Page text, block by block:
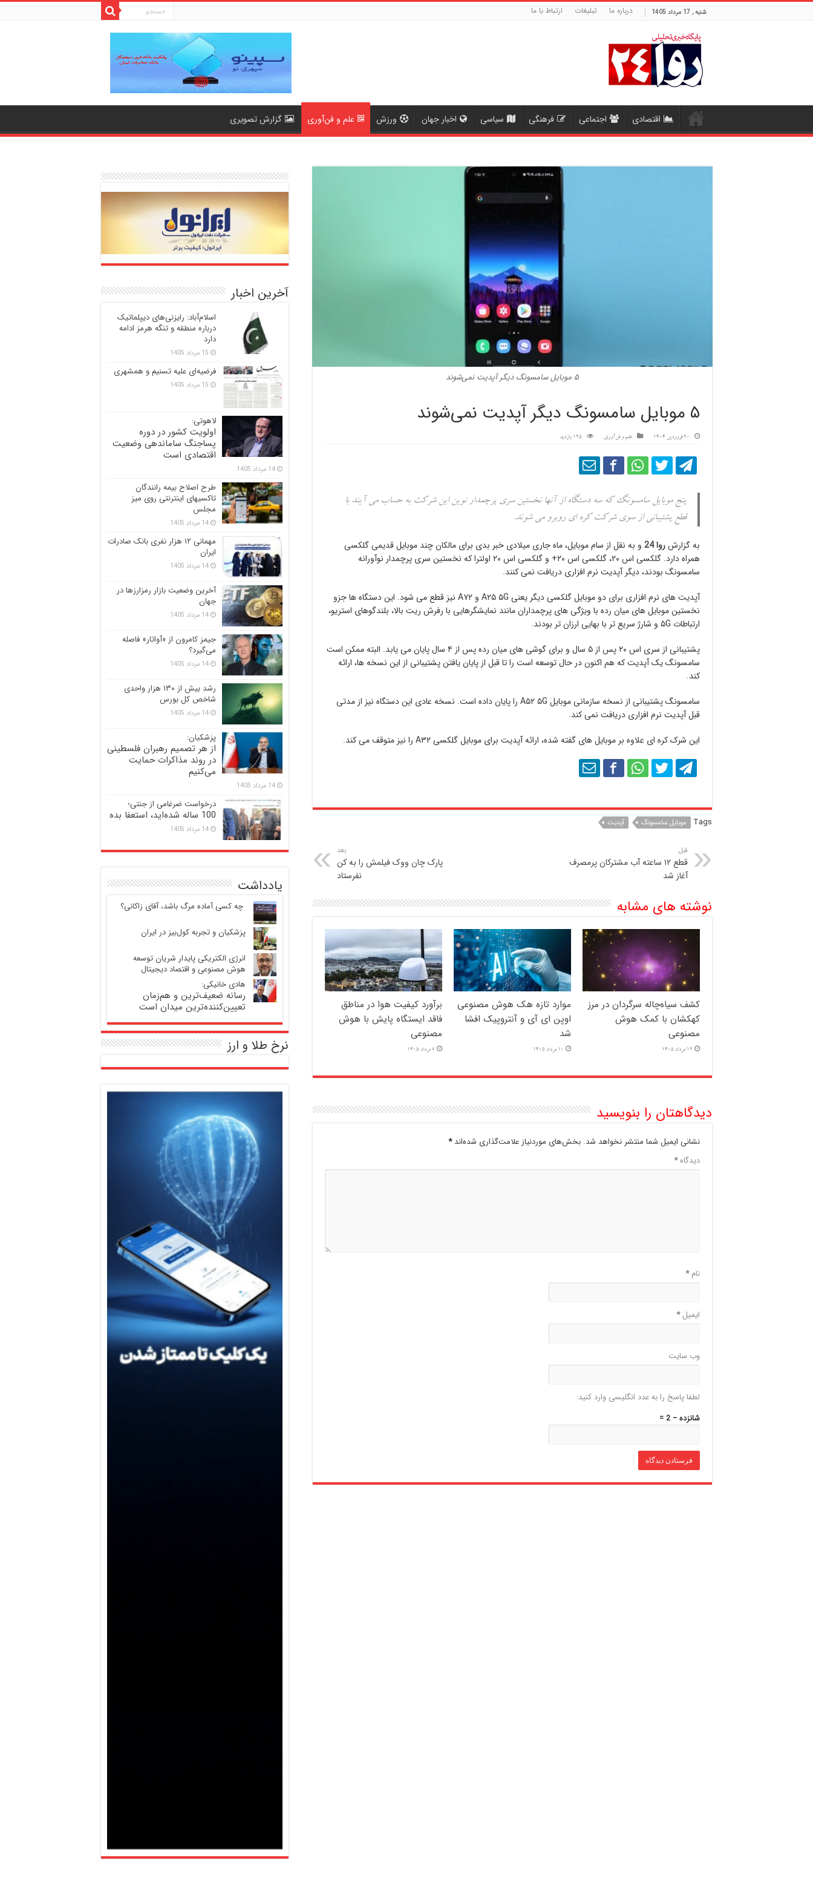
شنبه , 17 مرداد 1405 درباره ما تبلیغات ارتباط با ما
اقتصادی اجتماعی فرهنگی سیاسی اخبار جهان ورزش علم و فن‌آوری گزارش تصویری
۵ موبایل سامسونگ دیگر آپدیت نمی‌شوند
۵ موبایل سامسونگ دیگر آپدیت نمی‌شوند
20 فروردین 1404 علم و فن‌آوری 125 بازدید
پنج موبایل سامسونگ که سه دستگاه از آنها نخستین سری پرچمدار نوین این شرکت به حساب می آیند با
قطع پشتیبانی از سوی شرکت کره ای روبرو می شوند.
به گزارشروا 24
و به نقل از سام موبایل، ماه جاری میلادی خبر بدی برای مالکان چند موبایل قدیمی گلکسی
همراه دارد. گلکسی اس ۲۰، گلکسی اس ۲۰+ و گلکسی اس ۲۰ اولترا که نخستین سری پرچمدار نوآورانه
سامسونگ بودند، دیگر آپدیت نرم افزاری دریافت نمی کنند.
آپدیت های نرم افزاری برای دو موبایل گلکسی دیگر یعنی A۲۵ ۵G و A۷۲ نیز قطع می شود. این دستگاه ها جزو
نخستین موبایل های میان رده با ویژگی های پرچمداران مانند نمایشگرهایی با رفرش ریت بالا، بلندگوهای استریو،
ارتباطات ۵G و شارژ سریع تر با بهایی ارزان تر بودند.
پشتیبانی از سری اس ۲۰ پس از ۵ سال و برای گوشی های میان رده پس از ۴ سال پایان می یابد. البته ممکن است
سامسونگ یک آپدیت که هم اکنون در حال توسعه است را تا قبل از پایان یافتن پشتیبانی از این نسخه ها، ارائه
کند.
سامسونگ پشتیبانی از نسخه سازمانی موبایل A۵۲ ۵G را پایان داده است. نسخه عادی این دستگاه نیز از مدتی
قبل آپدیت نرم افزاری دریافت نمی کند.
این شرک کره ای علاوه بر موبایل های گفته شده، ارائه آپدیت برای موبایل گلکسی A۳۲ را نیز متوقف می کند.
Tags موبایل سامسونگ آپدیت
قبل
قطع ۱۲ ساعته آب مشترکان پرمصرف
آغاز شد
بعد
پارک چان ووک فیلمش را به کن
نفرستاد
نوشته های مشابه
کشف سیاه‌چاله سرگردان در مرز
کهکشان با کمک هوش
مصنوعی
12 مرداد 1405
موارد تازه هک هوش مصنوعی
اوپن ای آی و آنتروپیک افشا
شد
10 مرداد 1405
برآورد کیفیت هوا در مناطق
فاقد ایستگاه پایش با هوش
مصنوعی
7 مرداد 1405
دیدگاهتان را بنویسید
نشانی ایمیل شما منتشر نخواهد شد. بخش‌های موردنیاز علامت‌گذاری شده‌اند*
دیدگاه*
نام*
ایمیل*
وب‌ سایت
لطفا پاسخ را به عدد انگلیسی وارد کنید:
شانزده − 2 =
آخرین اخبار
اسلام‌آباد: رایزنی‌های دیپلماتیک
درباره منطقه و تنگه هرمز ادامه
دارد
15 مرداد 1405
فرضیه‌ای علیه تسنیم و همشهری
15 مرداد 1405
لاهوتی:
اولویت کشور در دوره
پساجنگ ساماندهی وضعیت
اقتصادی است
14 مرداد 1405
طرح اصلاح بیمه رانندگان
تاکسیهای اینترنتی روی میز
مجلس
14 مرداد 1405
مهمانی ۱۲ هزار نفری بانک صادرات
ایران
14 مرداد 1405
آخرین وضعیت بازار رمزارزها در
جهان
14 مرداد 1405
جیمز کامرون از «آواتار» فاصله
می‌گیرد؟
14 مرداد 1405
رشد بیش از ۱۳۰ هزار واحدی
شاخص کل بورس
14 مرداد 1405
پزشکیان:
از هر تصمیم رهبران فلسطینی
در روند مذاکرات حمایت
می‌کنیم
14 مرداد 1405
درخواست ضرغامی از جنتی؛
100 ساله شده‌اید، استعفا بده
14 مرداد 1405
یادداشت
‍ چه کسی آماده مرگ باشد، آقای زاکانی؟
پزشکیان و تجربه کول‌بیز در ایران
انرژی الکتریکی پایدار شریان توسعه
هوش مصنوعی و اقتصاد دیجیتال
هادی خانیکی:
رسانه ضعیف‌ترین و هم‌زمان
تعیین‌کننده‌ترین میدان است
نرخ طلا و ارز